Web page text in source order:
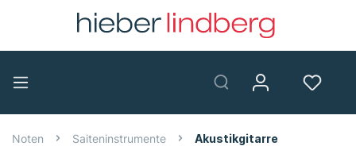
Noten Saiteninstrumente Akustikgitarre